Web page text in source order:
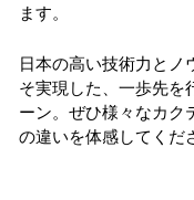
ます。
日本の高い技術力とノ
そ実現した、一歩先を
ーン。ぜひ様々なカク
の違いを体感してくだ